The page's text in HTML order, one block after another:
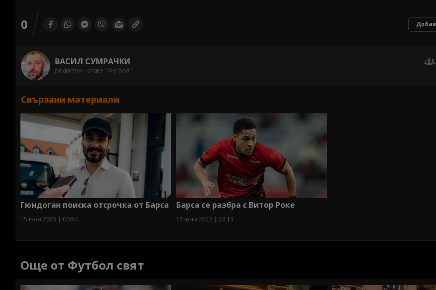
0
ВАСИЛ СУМРАЧКИ
редактор - отдел "Футбол"
Свързани материали
Гюндоган поиска отсрочка от Барса
15 юни 2023 | 00:54
Барса се разбра с Витор Роке
17 юни 2023 | 22:13
Още от Футбол свят